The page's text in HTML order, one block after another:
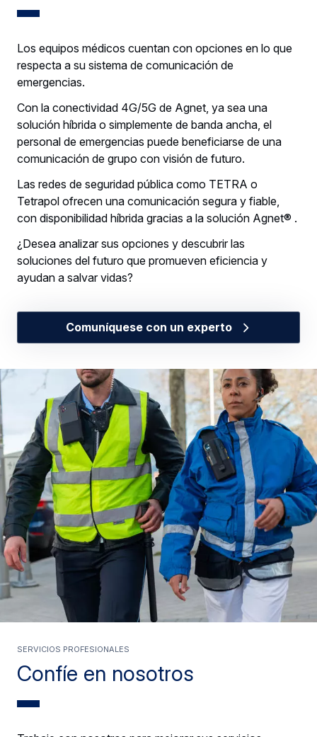
Los equipos médicos cuentan con opciones en lo que
respecta a su sistema de comunicación de
emergencias.
Con la conectividad 4G/5G de Agnet, ya sea una
solución híbrida o simplemente de banda ancha, el
personal de emergencias puede beneficiarse de una
comunicación de grupo con visión de futuro.
Las redes de seguridad pública como TETRA o
Tetrapol ofrecen una comunicación segura y fiable,
con disponibilidad híbrida gracias a la solución Agnet® .
¿Desea analizar sus opciones y descubrir las
soluciones del futuro que promueven eficiencia y
ayudan a salvar vidas?
Comuníquese con un experto
Confíe en nosotros
SERVICIOS PROFESIONALES